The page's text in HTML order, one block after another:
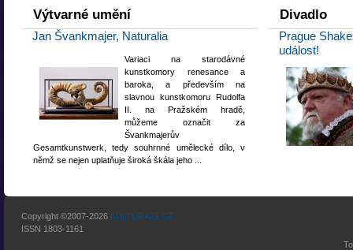
Výtvarné umění
Jan Švankmajer, Naturalia
Variaci na starodávné
kunstkomory renesance a
baroka, a především na
slavnou kunstkomoru Rudolfa
II. na Pražském hradě,
můžeme označit za
Švankmajerův
Gesamtkunstwerk, tedy souhrnné umělecké dílo, v
němž se nejen uplatňuje široká škála jeho ...
Divadlo
Prague
událost!
Copyright ©2007-2026 KULTURA21.CZ
ISSN 1803-1161